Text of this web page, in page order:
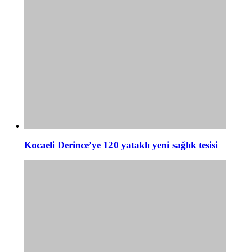
Kocaeli Derince’ye 120 yataklı yeni sağlık tesisi